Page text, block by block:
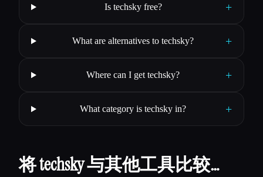
Is techsky free? +
What are alternatives to techsky? +
Where can I get techsky? +
What category is techsky in? +
将 techsky 与其他工具比较…